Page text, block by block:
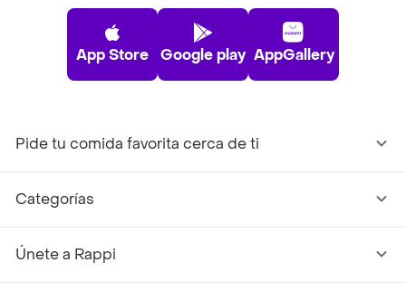
App Store Google play AppGallery
Pide tu comida favorita cerca de ti
Categorías
Únete a Rappi